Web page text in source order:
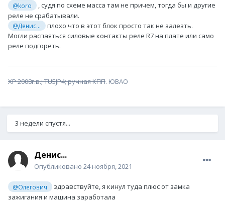
@koro
, судя по схеме масса там не причем, тогда бы и другие
реле не срабатывали.
@Денис...
плохо что в этот блок просто так не залезть.
Могли распаяться силовые контакты реле R7 на плате или само
реле подгореть.
XP 2008г.в.; TU5JP4; ручная КПП. ЮВАО
3 недели спустя...
Денис...
Опубликовано 24 ноября, 2021
@Олегович
здравствуйте, я кинул туда плюс от замка
зажигания и машина заработала